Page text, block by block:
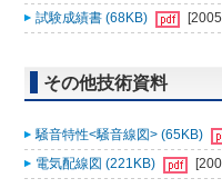
試験成績書 (68KB)
その他技術資料
騒音特性<騒音線図> (65KB)
電気配線図 (221KB)